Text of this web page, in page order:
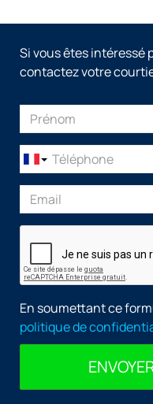
Si vous êtes intéressé
contactez votre
En soumettant ce
politique de